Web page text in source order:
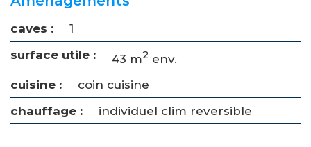
caves :
1
surface utile :
43 m2 env.
cuisine :
coin cuisine
chauffage :
individuel clim reversible